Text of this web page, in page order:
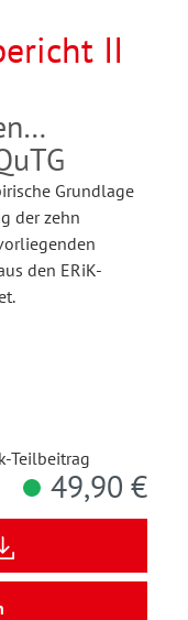
II
Grundlage
der zehn
den ERiK-
Teilbeitrag
49,90 €